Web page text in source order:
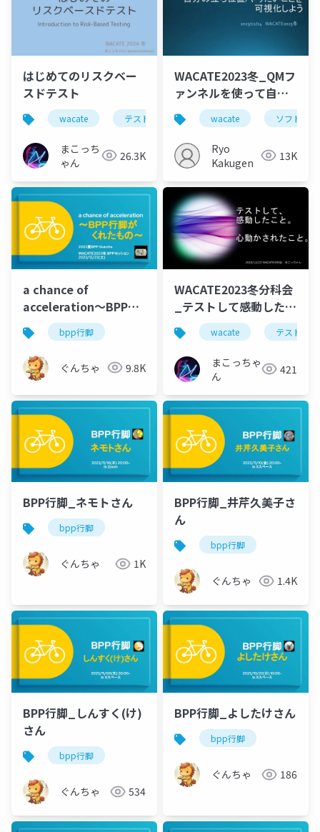
はじめてのリスクベー
スドテスト
wacate テスト リスクベースドテスト
まこっち
ゃん
26.3K
WACATE2023冬_QMフ
ァンネルを使って自分
の立ち位置／やりたい
ことを可視化しよう
wacate ソフトウ
Ryo
Kakugen
13K
a chance of
acceleration〜BPP行
脚がくれたもの〜
bpp行脚
ぐんちゃ 9.8K
WACATE2023冬分科会
_テストして感動したこ
と
wacate テスト
まこっちゃ
ん
421
BPP行脚_ネモトさん
bpp行脚
ぐんちゃ 1K
BPP行脚_井芹久美子さ
ん
bpp行脚
ぐんちゃ 1.4K
BPP行脚_しんすく(け)
さん
bpp行脚
ぐんちゃ 534
BPP行脚_よしたけさん
bpp行脚
ぐんちゃ 186